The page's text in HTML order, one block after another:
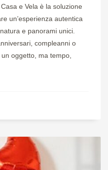
e Vela è la soluzione
un’esperienza autentica
e panorami unici.
compleanni o
oggetto, ma tempo,